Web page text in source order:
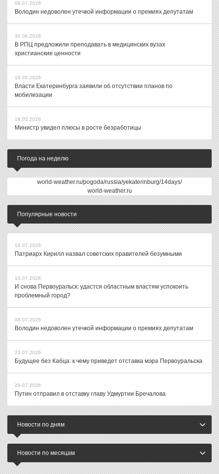
08.07.2026
Володин недоволен утечкой информации о премиях депутатам
30.06.2026
В РПЦ предложили преподавать в медицинских вузах
христианские ценности
19.05.2026
Власти Екатеринбурга заявили об отсутствии планов по
мобилизации
18.05.2026
Министр увидел плюсы в росте безработицы
Погода на неделю
world-weather.ru/pogoda/russia/yekaterinburg/14days/
world-weather.ru
Популярные новости
16.07.2026
Патриарх Кирилл назвал советских правителей безумными
10.07.2026
И снова Первоуральск: удастся областным властям успокоить
проблемный город?
08.07.2026
Володин недоволен утечкой информации о премиях депутатам
23.07.2026
Будущее без Кабца: к чему приведет отставка мэра Первоуральска
29.07.2026
Путин отправил в отставку главу Удмуртии Бречалова
Новости по дням
Новости по месяцам